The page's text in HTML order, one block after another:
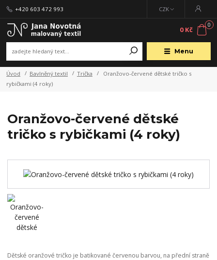
Menu
CZK
+420 603 472 993
0
0 Kč
Úvod Bavlněný textil Trička
Oranžovo-červené dětské tričko s
rybičkami (4 roky)
Oranžovo-červené dětské
tričko s rybičkami (4 roky)
Dětské oranžové tričko je batikované červenou barvou, na přední straně